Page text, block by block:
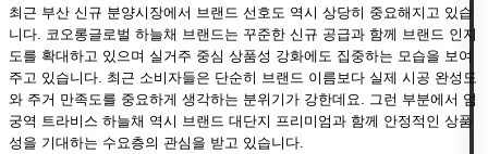
최근 부산 신규 분양시장에서 브랜드 선호도 역시 상당히 중요해지고 있습
니다. 코오롱글로벌 하늘채 브랜드는 꾸준한 신규 공급과 함께 브랜드 인지
도를 확대하고 있으며 실거주 중심 상품성 강화에도 집중하는 모습을 보여
주고 있습니다. 최근 소비자들은 단순히 브랜드 이름보다 실제 시공 완성도
와 주거 만족도를 중요하게 생각하는 분위기가 강한데요. 그런 부분에서 엄
궁역 트라비스 하늘채 역시 브랜드 대단지 프리미엄과 함께 안정적인 상품
성을 기대하는 수요층의 관심을 받고 있습니다.